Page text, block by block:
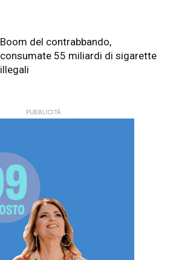
Boom del contrabbando,
consumate 55 miliardi di sigarette
illegali
PUBBLICITÀ